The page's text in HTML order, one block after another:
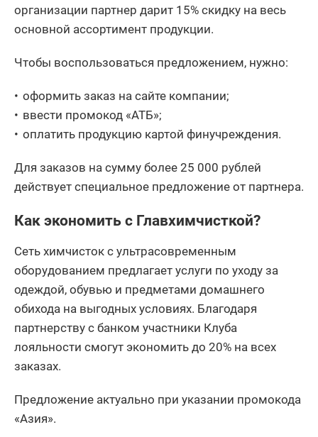
организации партнер дарит 15% скидку на весь
основной ассортимент продукции.
Чтобы воспользоваться предложением, нужно:
оформить заказ на сайте компании;
ввести промокод «АТБ»;
оплатить продукцию картой финучреждения.
Для заказов на сумму более 25 000 рублей
действует специальное предложение от партнера.
Как экономить с Главхимчисткой?
Сеть химчисток с ультрасовременным
оборудованием предлагает услуги по уходу за
одеждой, обувью и предметами домашнего
обихода на выгодных условиях. Благодаря
партнерству с банком участники Клуба
лояльности смогут экономить до 20% на всех
заказах.
Предложение актуально при указании промокода
«Азия».